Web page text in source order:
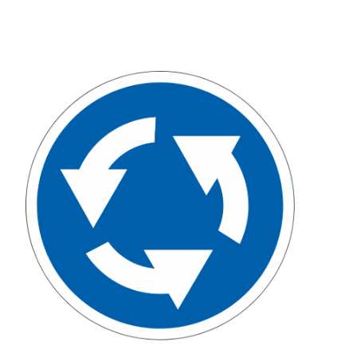
Передвижные заградительные знаки
Крепления для дорожных знаков
Светодиодные знаки на солнечной
Водоналивные барьеры, буферы, конусы
Дорожные световозвращатели
Сигнальные гирлянды и фонари